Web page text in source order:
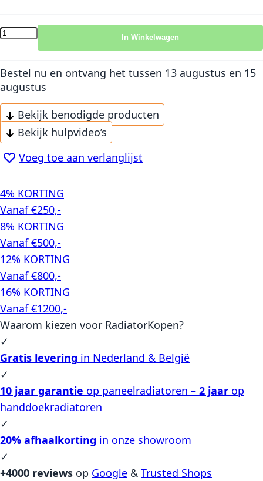
In Winkelwagen
Bestel nu en ontvang het tussen 13 augustus en 15
augustus
Bekijk benodigde producten
Bekijk hulpvideo’s
Voeg toe aan verlanglijst
4% KORTING
Vanaf €250,-
8% KORTING
Vanaf €500,-
12% KORTING
Vanaf €800,-
16% KORTING
Vanaf €1200,-
Waarom kiezen voor RadiatorKopen?
✓
Gratis levering in Nederland & België
✓
10 jaar garantie op paneelradiatoren – 2 jaar op
handdoekradiatoren
✓
20% afhaalkorting in onze showroom
✓
+4000 reviews op Google & Trusted Shops